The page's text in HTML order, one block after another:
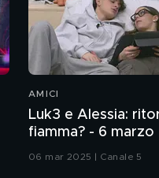
AMICI
Luk3 e Alessia:
fiamma? - 6 marzo
06 mar 2025 | Canale 5